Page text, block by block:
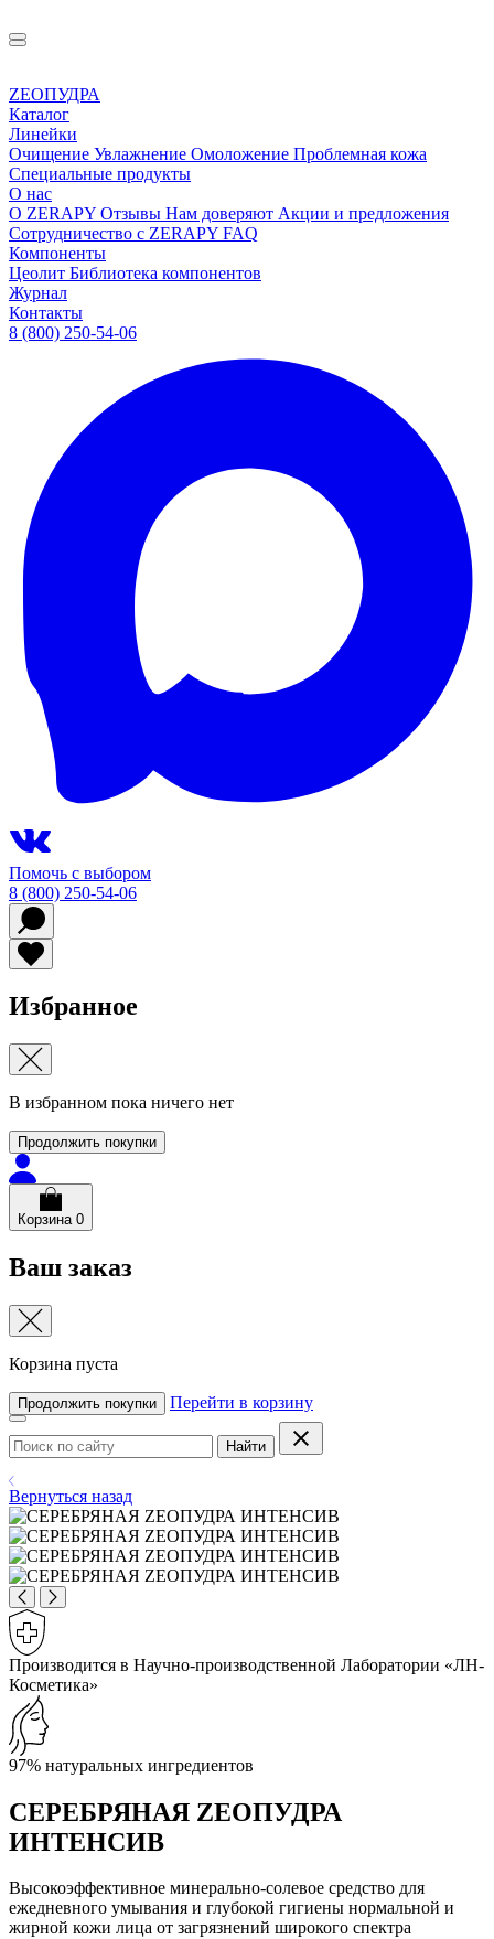
ZEOПУДРА
Каталог
Линейки
Очищение Увлажнение Омоложение Проблемная кожа
Специальные продукты
О нас
О ZERAPY Отзывы Нам доверяют Акции и предложения
Сотрудничество с ZERAPY FAQ
Компоненты
Цеолит Библиотека компонентов
Журнал
Контакты
8 (800) 250-54-06
Помочь с выбором
8 (800) 250-54-06
Избранное
В избранном пока ничего нет
Продолжить покупки
Корзина 0
Ваш заказ
Корзина пуста
Продолжить покупки Перейти в корзину
Найти
Вернуться назад
Производится в Научно-производственной Лаборатории «ЛН-
Косметика»
97% натуральных ингредиентов
СЕРЕБРЯНАЯ ZEOПУДРА
ИНТЕНСИВ
Высокоэффективное минерально-солевое средство для
ежедневного умывания и глубокой гигиены нормальной и
жирной кожи лица от загрязнений широкого спектра